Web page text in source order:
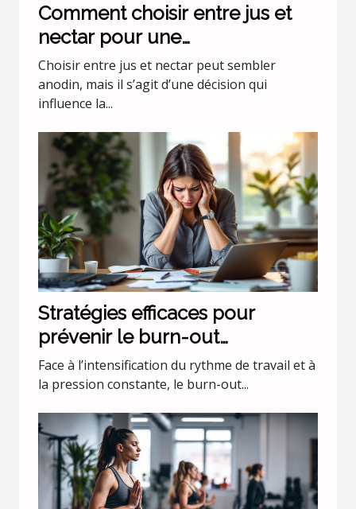
Comment choisir entre jus et
nectar pour une
consommation quotidienne ?
Choisir entre jus et nectar peut sembler
anodin, mais il s’agit d’une décision qui
influence la...
Stratégies efficaces pour
prévenir le burn-out
professionnel
Face à l’intensification du rythme de travail et à
la pression constante, le burn-out...